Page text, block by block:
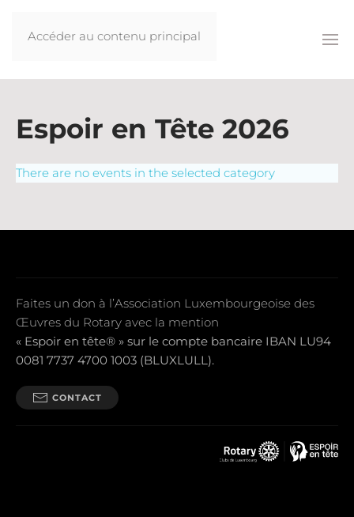
Accéder au contenu principal
Espoir en Tête 2026
There are no events in the selected category
Faites un don à l’Association Luxembourgeoise des
Œuvres du Rotary avec la mention
« Espoir en tête® » sur le compte bancaire IBAN LU94
0081 7737 4700 1003 (BLUXLULL).
CONTACT